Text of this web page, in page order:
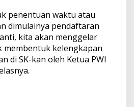
penentuan waktu atau
dimulainya pendaftaran
kita akan menggelar
membentuk kelengkapan
di SK-kan oleh Ketua PWI